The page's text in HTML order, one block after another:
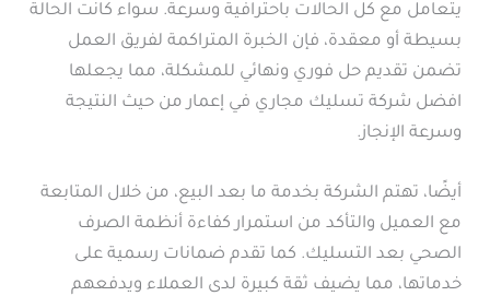
يتعامل مع كل الحالات باحترافية وسرعة. سواء كانت الحالة
بسيطة أو معقدة، فإن الخبرة المتراكمة لفريق العمل
تضمن تقديم حل فوري ونهائي للمشكلة، مما يجعلها
افضل شركة تسليك مجاري في إعمار من حيث النتيجة
وسرعة الإنجاز.
أيضًا، تهتم الشركة بخدمة ما بعد البيع، من خلال المتابعة
مع العميل والتأكد من استمرار كفاءة أنظمة الصرف
الصحي بعد التسليك. كما تقدم ضمانات رسمية على
خدماتها، مما يضيف ثقة كبيرة لدى العملاء ويدفعهم